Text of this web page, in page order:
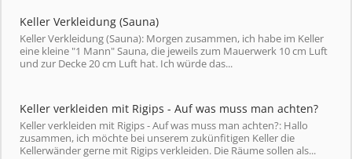
Keller Verkleidung (Sauna)
Keller Verkleidung (Sauna): Morgen zusammen, ich habe im Keller
eine kleine "1 Mann" Sauna, die jeweils zum Mauerwerk 10 cm Luft
und zur Decke 20 cm Luft hat. Ich würde das...
Keller verkleiden mit Rigips - Auf was muss man achten?
Keller verkleiden mit Rigips - Auf was muss man achten?: Hallo
zusammen, ich möchte bei unserem zukünfitigen Keller die
Kellerwänder gerne mit Rigips verkleiden. Die Räume sollen als...